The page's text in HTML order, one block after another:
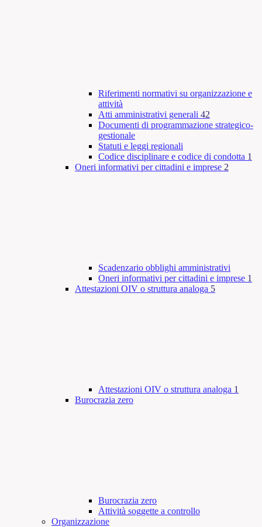
Riferimenti normativi su organizzazione e
attività
Atti amministrativi generali 42
Documenti di programmazione strategico-
gestionale
Statuti e leggi regionali
Codice disciplinare e codice di condotta 1
Oneri informativi per cittadini e imprese 2
Scadenzario obblighi amministrativi
Oneri informativi per cittadini e imprese 1
Attestazioni OIV o struttura analoga 5
Attestazioni OIV o struttura analoga 1
Burocrazia zero
Burocrazia zero
Attività soggette a controllo
Organizzazione